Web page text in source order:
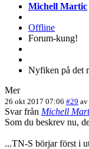
Michell Martic
Offline
Forum-kung!
Nyfiken på det
Mer
26 okt 2017 07:06 #29 av
Svar från Michell
Som du beskrev nu,
...TN-S börjar först i